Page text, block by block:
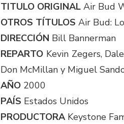
TITULO ORIGINAL Air Bud
OTROS TÍTULOS Air Bud:
DIRECCIÓN Bill Bannerman
REPARTO Kevin Zegers,
Don McMillan y Miguel
AÑO 2000
PAÍS Estados Unidos
PRODUCTORAKeystone